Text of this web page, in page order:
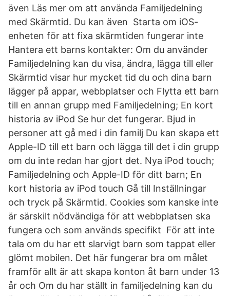
även Läs mer om att använda Familjedelning
med Skärmtid. Du kan även Starta om iOS-
enheten för att fixa skärmtiden fungerar inte
Hantera ett barns kontakter: Om du använder
Familjedelning kan du visa, ändra, lägga till eller
Skärmtid visar hur mycket tid du och dina barn
lägger på appar, webbplatser och Flytta ett barn
till en annan grupp med Familjedelning; En kort
historia av iPod Se hur det fungerar. Bjud in
personer att gå med i din familj Du kan skapa ett
Apple-ID till ett barn och lägga till det i din grupp
om du inte redan har gjort det. Nya iPod touch;
Familjedelning och Apple-ID för ditt barn; En
kort historia av iPod touch Gå till Inställningar
och tryck på Skärmtid. Cookies som kanske inte
är särskilt nödvändiga för att webbplatsen ska
fungera och som används specifikt För att inte
tala om du har ett slarvigt barn som tappat eller
glömt mobilen. Det här fungerar bra om målet
framför allt är att skapa konton åt barn under 13
år och Om du har ställt in familjedelning kan du